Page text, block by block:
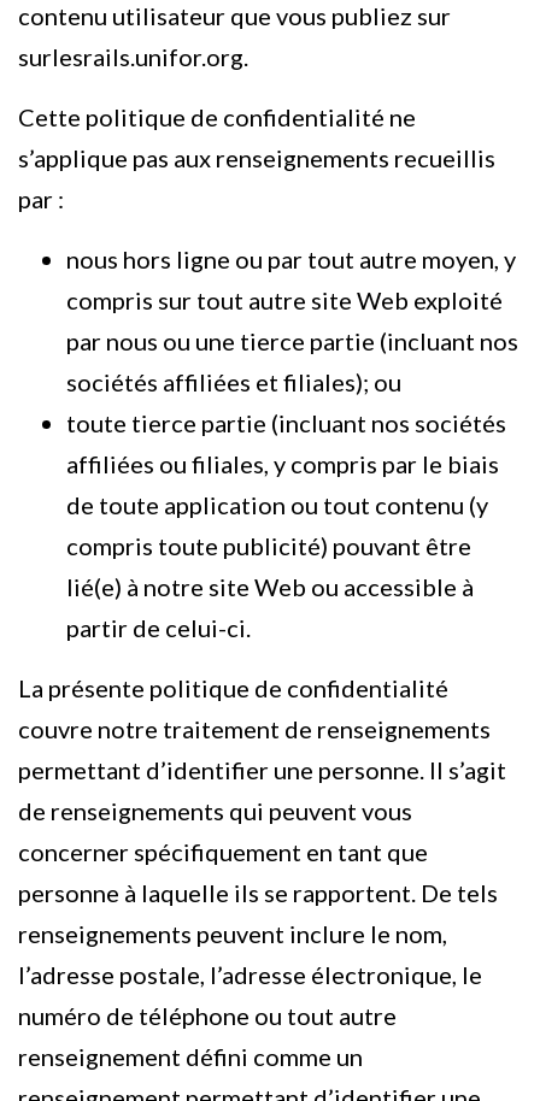
contenu utilisateur que vous publiez sur
surlesrails.unifor.org.
Cette politique de confidentialité ne
s’applique pas aux renseignements recueillis
par :
nous hors ligne ou par tout autre moyen, y
compris sur tout autre site Web exploité
par nous ou une tierce partie (incluant nos
sociétés affiliées et filiales); ou
toute tierce partie (incluant nos sociétés
affiliées ou filiales, y compris par le biais
de toute application ou tout contenu (y
compris toute publicité) pouvant être
lié(e) à notre site Web ou accessible à
partir de celui-ci.
La présente politique de confidentialité
couvre notre traitement de renseignements
permettant d’identifier une personne. Il s’agit
de renseignements qui peuvent vous
concerner spécifiquement en tant que
personne à laquelle ils se rapportent. De tels
renseignements peuvent inclure le nom,
l’adresse postale, l’adresse électronique, le
numéro de téléphone ou tout autre
renseignement défini comme un